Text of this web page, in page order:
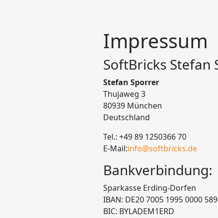
Impressum
SoftBricks Stefan
Stefan Sporrer
Thujaweg 3
80939 München
Deutschland
Tel.: +49 89 1250366 70
E-Mail:info@softbricks.de
Bankverbindung:
Sparkasse Erding-Dorfen
IBAN: DE20 7005 1995 0000
BIC: BYLADEM1ERD